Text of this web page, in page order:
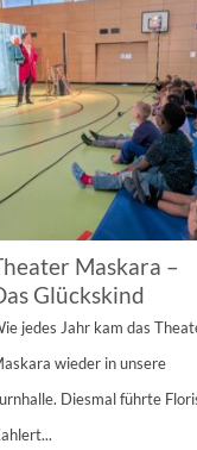
Maskara –
Glückskind
jedes Jahr kam das
wieder in unsere
Diesmal führte